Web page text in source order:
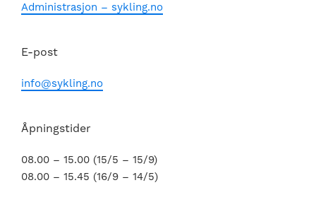
Administrasjon – sykling.no
E-post
info@sykling.no
Åpningstider
08.00 – 15.00 (15/5 – 15/9)
08.00 – 15.45 (16/9 – 14/5)